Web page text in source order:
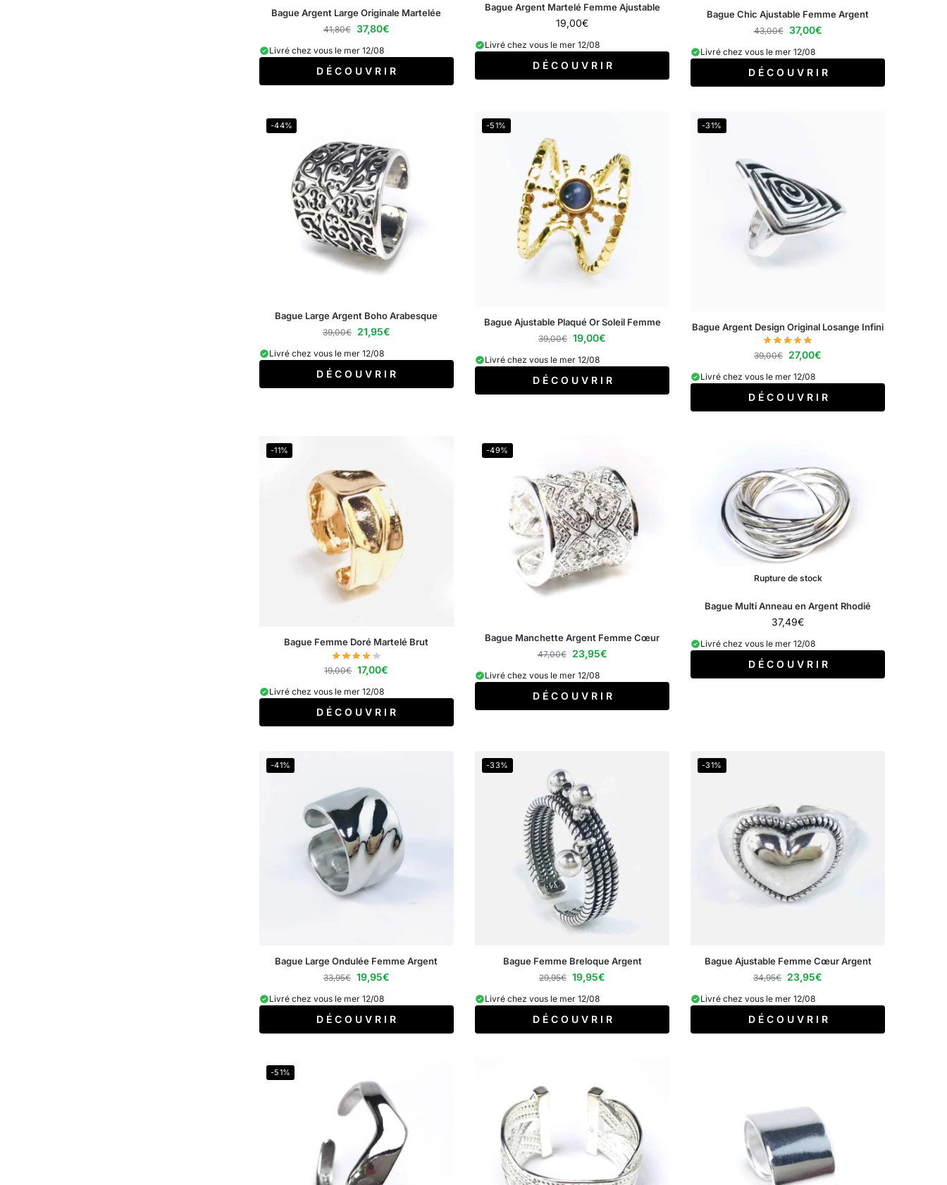
Bague Argent Large Originale Martelée
41,80€ 37,80€
Livré chez vous le mer 12/08
D É C O U V R I R
Bague Argent Martelé Femme Ajustable
19,00€
Livré chez vous le mer 12/08
D É C O U V R I R
Bague Chic Ajustable Femme Argent
43,00€ 37,00€
Livré chez vous le mer 12/08
D É C O U V R I R
-44%
Bague Large Argent Boho Arabesque
39,00€ 21,95€
Livré chez vous le mer 12/08
D É C O U V R I R
-51%
Bague Ajustable Plaqué Or Soleil Femme
39,00€ 19,00€
Livré chez vous le mer 12/08
D É C O U V R I R
-31%
Bague Argent Design Original Losange Infini
39,00€ 27,00€
Livré chez vous le mer 12/08
D É C O U V R I R
-11%
Bague Femme Doré Martelé Brut
19,00€ 17,00€
Livré chez vous le mer 12/08
D É C O U V R I R
-49%
Bague Manchette Argent Femme Cœur
47,00€ 23,95€
Livré chez vous le mer 12/08
D É C O U V R I R
Rupture de stock
Bague Multi Anneau en Argent Rhodié
37,49€
Livré chez vous le mer 12/08
D É C O U V R I R
-41%
Bague Large Ondulée Femme Argent
33,95€ 19,95€
Livré chez vous le mer 12/08
D É C O U V R I R
-33%
Bague Femme Breloque Argent
29,95€ 19,95€
Livré chez vous le mer 12/08
D É C O U V R I R
-31%
Bague Ajustable Femme Cœur Argent
34,95€ 23,95€
Livré chez vous le mer 12/08
D É C O U V R I R
-51%